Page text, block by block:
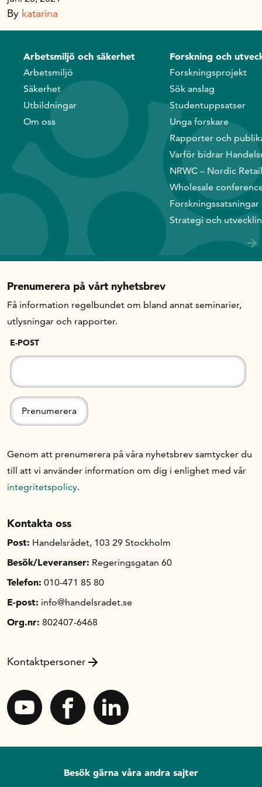
Handelns studentuppsatspris
Unga forskare
Varför bidrar Handelsrådet?
Forskningssatsningar
Kompetens och omställning
Handelns ekonomiska råd
Kalender
Handelsrådet Play
Om oss
In English
By katarina
Arbetsmiljö och säkerhet
Arbetsmiljö
Säkerhet
Utbildningar
Om oss
Forskning och
Forskningsprojekt
Sök anslag
Studentuppsatser
Unga forskare
Rapporter och
Varför bidrar
NRWC – Nordic
Wholesale
Forskningssatsningar
Strategi och
Prenumerera på vårt nyhetsbrev
Få information regelbundet om bland annat seminarier,
utlysningar och rapporter.
E-POST
Genom att prenumerera på våra nyhetsbrev samtycker du
till att vi använder information om dig i enlighet med vår
integritetspolicy.
Kontakta oss
Post: Handelsrådet, 103 29 Stockholm
Besök/Leveranser: Regeringsgatan 60
Telefon: 010-471 85 80
E-post: info@handelsradet.se
Org.nr: 802407-6468
Kontaktpersoner
Besök gärna våra andra sajter